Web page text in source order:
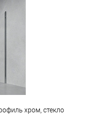
хром, стекло